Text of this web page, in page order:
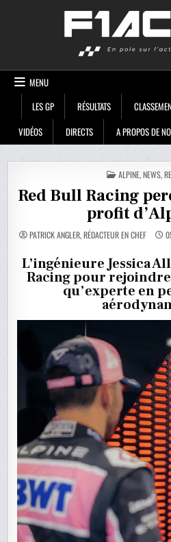
MENU
LES GP
RÉSULTATS
VIDÉOS
DIRECTS A PROPOS DE
POSTED
IN
ALPINE,NEWS,
Red Bull Racing
profit
PATRICK ANGLER, RÉDACTEUR EN CHEF
L’ingénieure Jessica
Racing pour
qu’experte en